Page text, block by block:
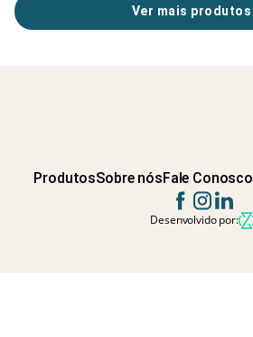
Ver mais produtos
ProdutosSobre nósFale Conosco
Desenvolvido por: